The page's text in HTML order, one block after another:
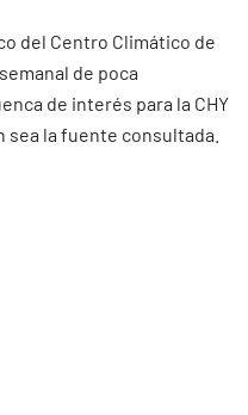
del Centro Climático de
de poca
de interés para la CHY
la fuente consultada.